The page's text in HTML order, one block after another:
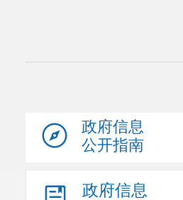
政府信息
公开指南
政府信息